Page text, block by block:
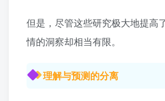
但是，尽管这些研究极大地提高
情的洞察却相当有限。
理解与预测的分离